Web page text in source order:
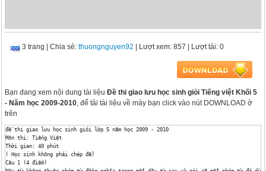
3 trang |Chia sẻ:thuongnguyen92 | Lượt xem: 857 | Lượt tải: 0
Bạn đang xem nội dung tài liệuĐề thi giao lưu học sinh giỏi Tiếng việt Khối 5
- Năm học 2009-2010, để tải tài liệu về máy bạn click vào nút DOWNLOAD ở
trên
đề thi giao lưu học sinh giỏi lớp 5 năm học 2009 - 2010
Môn thi: Tiếng Việt
Thời gian: 40 phút
( Học sinh không phải chép đề)
Câu 1 (4 điểm)